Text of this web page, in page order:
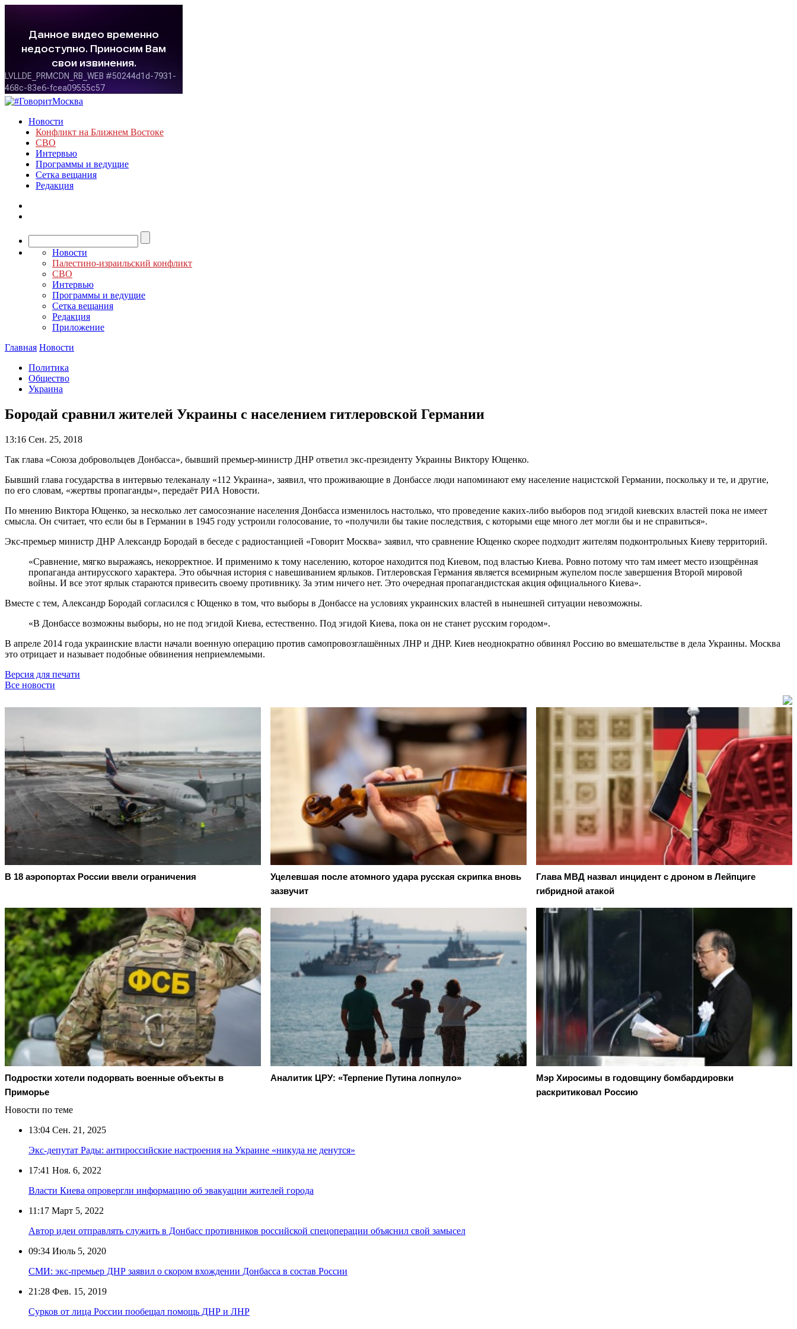
Новости
Конфликт на Ближнем Востоке
СВО
Интервью
Программы и ведущие
Сетка вещания
Редакция
Новости
Палестино-израильский конфликт
СВО
Интервью
Программы и ведущие
Сетка вещания
Редакция
Приложение
Главная Новости
Политика
Общество
Украина
Бородай сравнил жителей Украины с населением гитлеровской Германии
13:16 Сен. 25, 2018
Так глава «Союза добровольцев Донбасса», бывший премьер-министр ДНР ответил экс-президенту Украины Виктору Ющенко.
Бывший глава государства в интервью телеканалу «112 Украина», заявил, что проживающие в Донбассе люди напоминают ему население нацистской Германии, поскольку и те, и другие,
по его словам, «жертвы пропаганды», передаёт РИА Новости.
По мнению Виктора Ющенко, за несколько лет самосознание населения Донбасса изменилось настолько, что проведение каких-либо выборов под эгидой киевских властей пока не имеет
смысла. Он считает, что если бы в Германии в 1945 году устроили голосование, то «получили бы такие последствия, с которыми еще много лет могли бы и не справиться».
Экс-премьер министр ДНР Александр Бородай в беседе с радиостанцией «Говорит Москва» заявил, что сравнение Ющенко скорее подходит жителям подконтрольных Киеву территорий.
«Сравнение, мягко выражаясь, некорректное. И применимо к тому населению, которое находится под Киевом, под властью Киева. Ровно потому что там имеет место изощрённая
пропаганда антирусского характера. Это обычная история с навешиванием ярлыков. Гитлеровская Германия является всемирным жупелом после завершения Второй мировой
войны. И все этот ярлык стараются привесить своему противнику. За этим ничего нет. Это очередная пропагандистская акция официального Киева».
Вместе с тем, Александр Бородай согласился с Ющенко в том, что выборы в Донбассе на условиях украинских властей в нынешней ситуации невозможны.
«В Донбассе возможны выборы, но не под эгидой Киева, естественно. Под эгидой Киева, пока он не станет русским городом».
В апреле 2014 года украинские власти начали военную операцию против самопровозглашённых ЛНР и ДНР. Киев неоднократно обвинял Россию во вмешательстве в дела Украины. Москва
это отрицает и называет подобные обвинения неприемлемыми.
Версия для печати
Все новости
В 18 аэропортах России ввели ограничения
Уцелевшая после атомного удара русская скрипка вновь
зазвучит
Глава МВД назвал инцидент с дроном в Лейпциге
гибридной атакой
Подростки хотели подорвать военные объекты в
Приморье
Аналитик ЦРУ: «Терпение Путина лопнуло»
Мэр Хиросимы в годовщину бомбардировки
раскритиковал Россию
Новости по теме
13:04 Сен. 21, 2025
Экс-депутат Рады: антироссийские настроения на Украине «никуда не денутся»
17:41 Ноя. 6, 2022
Власти Киева опровергли информацию об эвакуации жителей города
11:17 Март 5, 2022
Автор идеи отправлять служить в Донбасс противников российской спецоперации объяснил свой замысел
09:34 Июль 5, 2020
СМИ: экс-премьер ДНР заявил о скором вхождении Донбасса в состав России
21:28 Фев. 15, 2019
Сурков от лица России пообещал помощь ДНР и ЛНР